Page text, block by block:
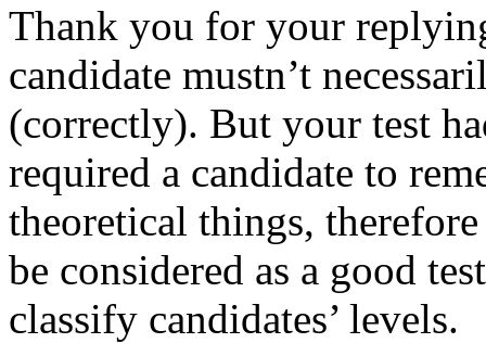
Thank you for your
candidate mustn’t
(correctly). But your test
required a candidate to
theoretical things,
be considered as a good
classify candidates’ levels.